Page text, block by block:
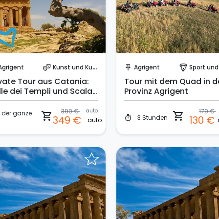
theater_comedy Kunst und Kultur
Tour aus Catania:
dei Templi und Scala
Turchi
der ganze
shopping_cart 390 € auto
349 € auto
push_pin Agrigent paragliding Sport und
Tour mit dem Quad in
Provinz Agrigent
timer 3 Stunden shopping_cart 179 €
130 €